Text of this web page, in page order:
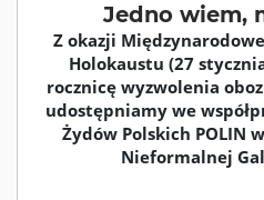
Jedno wiem,
Z okazji
Holokaustu (27
rocznicę wyzwolenia
udostępniamy we
Żydów Polskich POLIN
Nieformalnej